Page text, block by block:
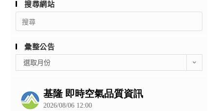
搜尋網站
Search
for:
彙整公告
整
選取月份